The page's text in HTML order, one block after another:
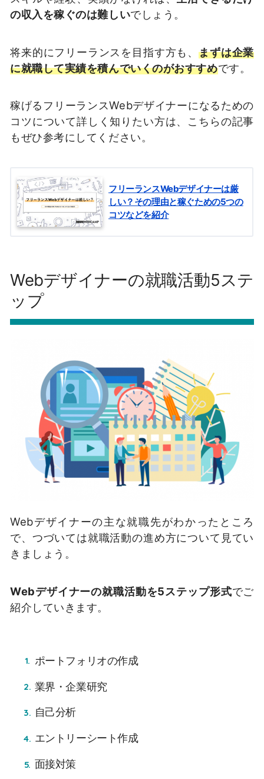
の収入を稼ぐのは難しいでしょう。
将来的にフリーランスを目指す方も、まずは企業
に就職して実績を積んでいくのがおすすめです。
稼げるフリーランスWebデザイナーになるための
コツについて詳しく知りたい方は、こちらの記事
もぜひ参考にしてください。
フリーランスWebデザイナーは厳
しい？その理由と稼ぐための5つの
コツなどを紹介
Webデザイナーの就職活動5ステ
ップ
Webデザイナーの主な就職先がわかったところ
で、つづいては就職活動の進め方について見てい
きましょう。
Webデザイナーの就職活動を5ステップ形式でご
紹介していきます。
ポートフォリオの作成
業界・企業研究
自己分析
エントリーシート作成
面接対策